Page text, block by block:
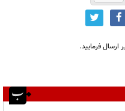
ارسال فرمایید.